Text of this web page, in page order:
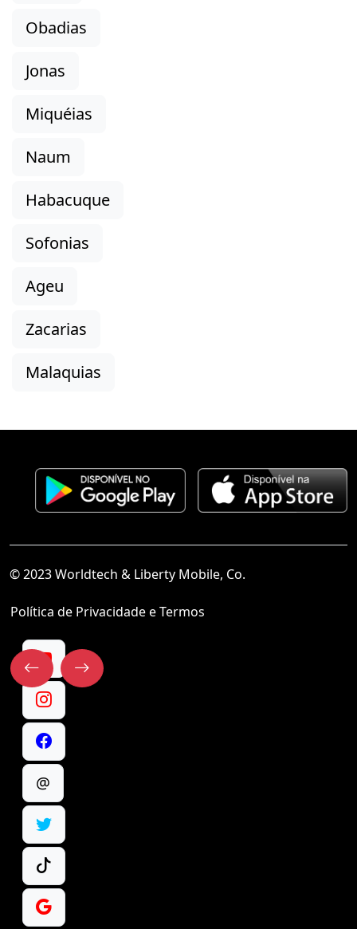
Obadias
Jonas
Miquéias
Naum
Habacuque
Sofonias
Ageu
Zacarias
Malaquias
© 2023 Worldtech & Liberty Mobile, Co.
Política de Privacidade e Termos
@